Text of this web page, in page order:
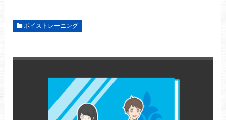
ボイストレーニング